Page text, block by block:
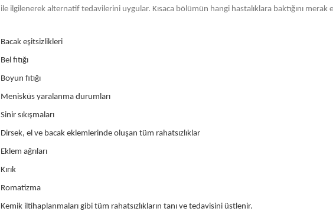
ile ilgilenerek alternatif tedavilerini uygular. Kısaca bölümün hangi hastalıklara baktığını merak
Bacak eşitsizlikleri
Bel fıtığı
Boyun fıtığı
Menisküs yaralanma durumları
Sinir sıkışmaları
Dirsek, el ve bacak eklemlerinde oluşan tüm rahatsızlıklar
Eklem ağrıları
Kırık
Romatizma
Kemik iltihaplanmaları gibi tüm rahatsızlıkların tanı ve tedavisini üstlenir.